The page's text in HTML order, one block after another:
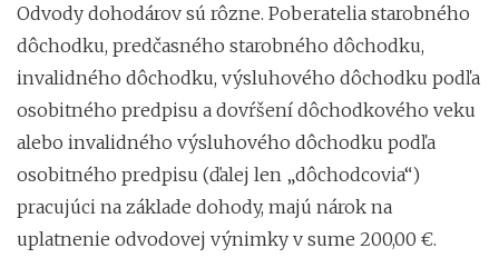
Odvody dohodárov sú rôzne. Poberatelia starobného
dôchodku, predčasného starobného dôchodku,
invalidného dôchodku, výsluhového dôchodku podľa
osobitného predpisu a dovŕšení dôchodkového veku
alebo invalidného výsluhového dôchodku podľa
osobitného predpisu (ďalej len „dôchodcovia“)
pracujúci na základe dohody, majú nárok na
uplatnenie odvodovej výnimky v sume 200,00 €.